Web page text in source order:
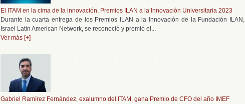
El ITAM en la cima de la innovación, Premios ILAN a la Innovación Universitaria 2023
Durante la cuarta entrega de los Premios ILAN a la Innovación de la Fundación ILAN,
Israel Latin American Network, se reconoció y premió el...
Ver más [+]
Gabriel Ramírez Fernández, exalumno del ITAM, gana Premio de CFO del año IMEF